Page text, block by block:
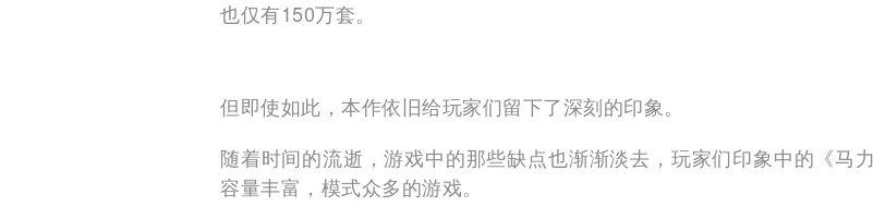
也仅有150万套。
但即使如此，本作依旧给玩家们留下了深刻的印象。
随着时间的流逝，游戏中的那些缺点也渐渐淡去，玩家们印象中的《马
容量丰富，模式众多的游戏。